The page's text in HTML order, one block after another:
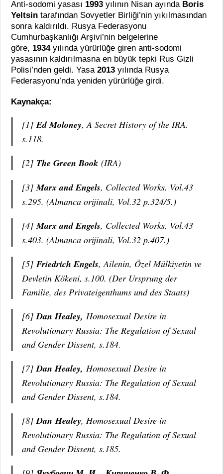
Anti-sodomi yasası 1993 yılının Nisan ayında Boris
Yeltsin tarafından Sovyetler Birliği’nin yıkılmasından
sonra kaldırıldı. Rusya Federasyonu
Cumhurbaşkanlığı Arşivi’nin belgelerine
göre, 1934yılında yürürlüğe giren anti-sodomi
yasasının kaldırılmasna en büyük tepki Rus Gizli
Polisi’nden geldi. Yasa2013 yılında Rusya
Federasyonu’nda yeniden yürürlüğe girdi.
Kaynakça:
[1]Ed Moloney, A Secret History of the IRA.
s.118.
[2] The Green Book (IRA)
[3]Marx and Engels, Collected Works. Vol.43
s.295. (Almanca orijinali, Vol.32 p.324/5.)
[4]Marx and Engels, Collected Works. Vol.43
s.403. (Almanca orijinali, Vol.32 p.407.)
[5] Friedrich Engels, Ailenin, Özel Mülkiyetin ve
Devletin Kökeni, s.100. (Der Ursprung der
Familie, des Privateigenthums und des Staats)
[6]Dan Healey,Homosexual Desire in
Revolutionary Russia: The Regulation of Sexual
and Gender Dissent, s.184.
[7]Dan Healey,Homosexual Desire in
Revolutionary Russia: The Regulation of Sexual
and Gender Dissent, s.184.
[8]Dan Healey, Homosexual Desire in
Revolutionary Russia: The Regulation of Sexual
and Gender Dissent, s.185.